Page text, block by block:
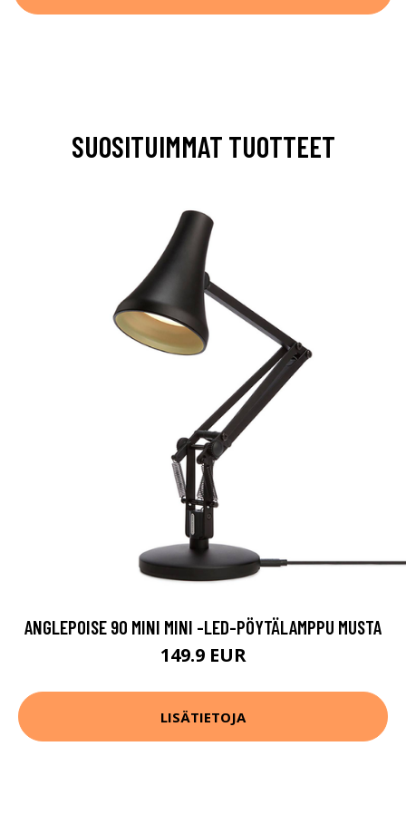
SUOSITUIMMAT TUOTTEET
ANGLEPOISE 90 MINI MINI -LED-PÖYTÄLAMPPU MUSTA
149.9 EUR
LISÄTIETOJA